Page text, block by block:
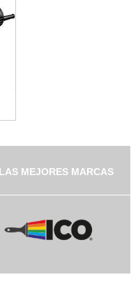
MEJORES MARCAS